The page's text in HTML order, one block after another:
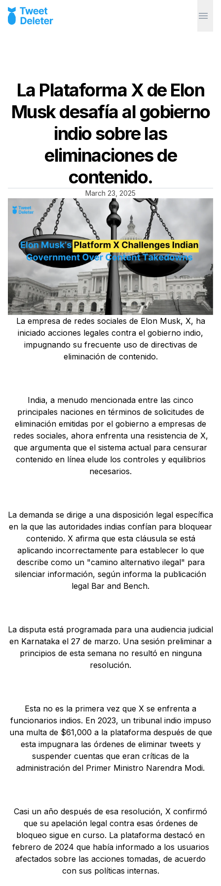
La Plataforma X de Elon
Musk desafía al gobierno
indio sobre las
eliminaciones de
contenido.
March 23, 2025
La empresa de redes sociales de Elon Musk, X, ha
iniciado acciones legales contra el gobierno indio,
impugnando su frecuente uso de directivas de
eliminación de contenido.
India, a menudo mencionada entre las cinco
principales naciones en términos de solicitudes de
eliminación emitidas por el gobierno a empresas de
redes sociales, ahora enfrenta una resistencia de X,
que argumenta que el sistema actual para censurar
contenido en línea elude los controles y equilibrios
necesarios.
La demanda se dirige a una disposición legal específica
en la que las autoridades indias confían para bloquear
contenido. X afirma que esta cláusula se está
aplicando incorrectamente para establecer lo que
describe como un "camino alternativo ilegal" para
silenciar información, según informa la publicación
legal Bar and Bench.
La disputa está programada para una audiencia judicial
en Karnataka el 27 de marzo. Una sesión preliminar a
principios de esta semana no resultó en ninguna
resolución.
Esta no es la primera vez que X se enfrenta a
funcionarios indios. En 2023, un tribunal indio impuso
una multa de $61,000 a la plataforma después de que
esta impugnara las órdenes de eliminar tweets y
suspender cuentas que eran críticas de la
administración del Primer Ministro Narendra Modi.
Casi un año después de esa resolución, X confirmó
que su apelación legal contra esas órdenes de
bloqueo sigue en curso. La plataforma destacó en
febrero de 2024 que había informado a los usuarios
afectados sobre las acciones tomadas, de acuerdo
con sus políticas internas.